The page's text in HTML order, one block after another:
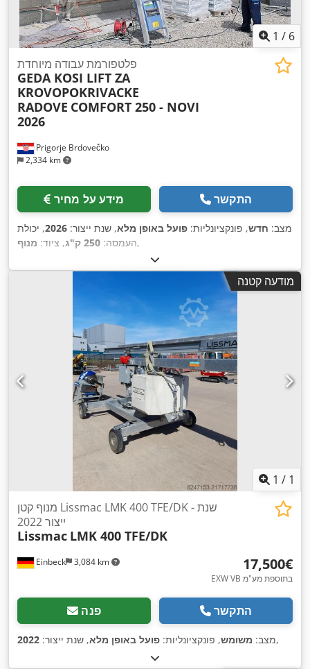
1 / 6
Prigorje Brdovečko
2,334 km
פלטפורמת עבודה מיוחדת
GEDA KOSI LIFT ZA
KROVOPOKRIVACKE
RADOVE COMFORT 250 - NOVI
2026
מידע על מחיר התקשר
מצב: חדש, פונקציונליות: פועל באופן מלא, שנת ייצור: 2026, יכולת
העמסה: 250 ק"ג , ציוד: מנוף ,
מודעה קטנה
1 / 1
Einbeck 3,084 km
מנוף קטן Lissmac LMK 400 TFE/DK - שנת
ייצור 2022
Lissmac LMK 400 TFE/DK
‏17,500 ‏€
EXW VB בתוספת מע"מ
פנה התקשר
מצב: משומש, פונקציונליות: פועל באופן מלא, שנת ייצור: 2022 ,